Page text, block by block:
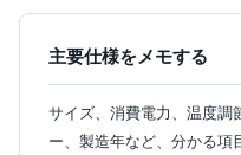
主要仕様をメモする
サイズ、消費電力、温度調
ー、製造年など、分かる項